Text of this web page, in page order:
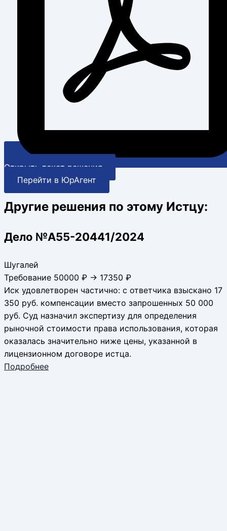
Открыть текст решения
Перейти в ЮрАгент
Другие решения по этому Истцу:
Дело №А55-20441/2024
Шугалей
Требование 50000 ₽ → 17350 ₽
Иск удовлетворен частично: с ответчика взыскано 17
350 руб. компенсации вместо запрошенных 50 000
руб. Суд назначил экспертизу для определения
рыночной стоимости права использования, которая
оказалась значительно ниже цены, указанной в
лицензионном договоре истца.
Подробнее